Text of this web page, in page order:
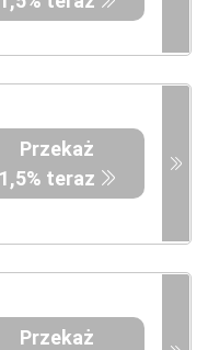
Przekaż
1,5% teraz
Przekaż